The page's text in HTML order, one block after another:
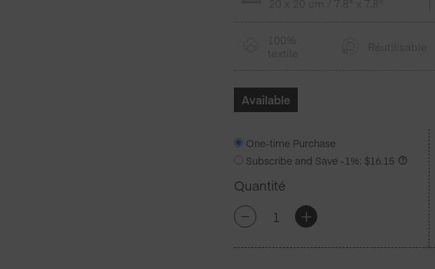
Available
One-time Purchase
Subscribe and Save -1%: $16.15
Quantité
-
quantité
+